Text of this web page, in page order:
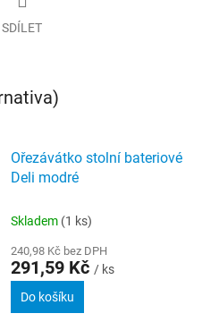
SDÍLET
Ořezávátko stolní bateriové
Deli modré
Skladem (1 ks)
240,98 Kč bez DPH
291,59 Kč / ks
Do košíku